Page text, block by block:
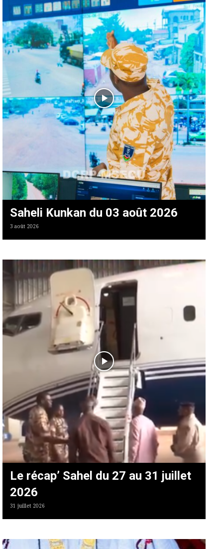
Saheli Kunkan du 03 août 2026
3 août 2026
Le récap’ Sahel du 27 au 31 juillet
2026
31 juillet 2026